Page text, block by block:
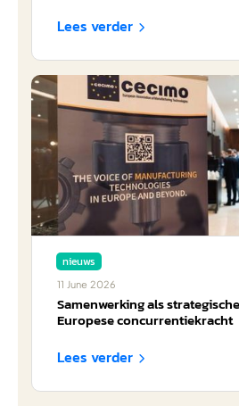
Lees verder 
nieuws
11 June 2026
Samenwerking als
Europese concurrentiekracht
Lees verder 